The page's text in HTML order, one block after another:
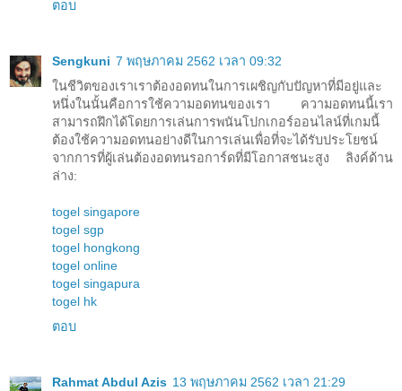
ตอบ
Sengkuni 7 พฤษภาคม 2562 เวลา 09:32
ในชีวิตของเราเราต้องอดทนในการเผชิญกับปัญหาที่มีอยู่และ
หนึ่งในนั้นคือการใช้ความอดทนของเรา ความอดทนนี้เรา
สามารถฝึกได้โดยการเล่นการพนันโปกเกอร์ออนไลน์ที่เกมนี้
ต้องใช้ความอดทนอย่างดีในการเล่นเพื่อที่จะได้รับประโยชน์
จากการที่ผู้เล่นต้องอดทนรอการ์ดที่มีโอกาสชนะสูง ลิงค์ด้าน
ล่าง:
togel singapore
togel sgp
togel hongkong
togel online
togel singapura
togel hk
ตอบ
Rahmat Abdul Azis 13 พฤษภาคม 2562 เวลา 21:29